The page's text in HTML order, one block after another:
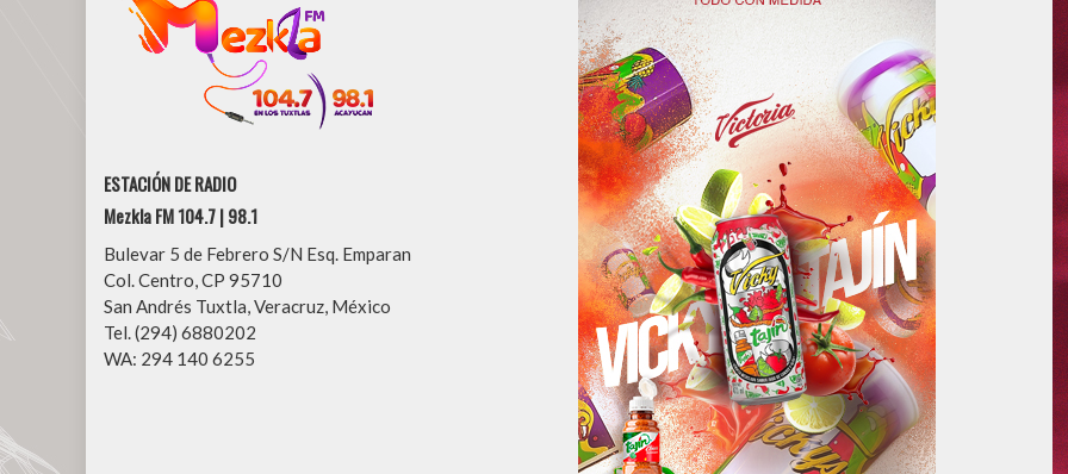
ESTACIÓN DE RADIO
Mezkla FM 104.7 | 98.1
Bulevar 5 de Febrero S/N Esq. Emparan
Col. Centro, CP 95710
San Andrés Tuxtla, Veracruz, México
Tel. (294) 6880202
WA: 294 140 6255